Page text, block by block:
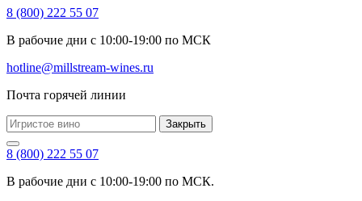
8 (800) 222 55 07
В рабочие дни с 10:00-19:00 по МСК
hotline@millstream-wines.ru
Почта горячей линии
Закрыть
8 (800) 222 55 07
В рабочие дни с 10:00-19:00 по МСК.